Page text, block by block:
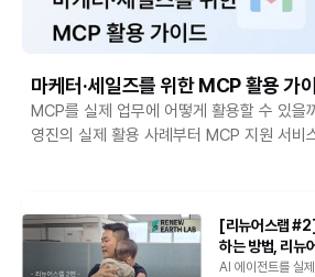
로그인
마케터·세일즈를 위한 MCP 활용 가
MCP를 실제 업무에 어떻게 활용할 수 있을
영진의 실제 활용 사례부터 MCP 지원 서비
[리뉴어스랩
하는 방법, 리뉴
AI 에이전트를 실